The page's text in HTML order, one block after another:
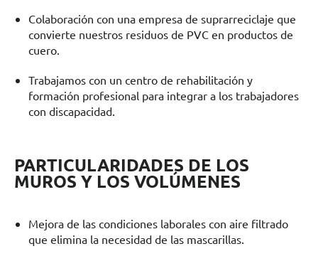
Colaboración con una empresa de suprarreciclaje que
convierte nuestros residuos de PVC en productos de
cuero.
Trabajamos con un centro de rehabilitación y
formación profesional para integrar a los trabajadores
con discapacidad.
PARTICULARIDADES DE LOS
MUROS Y LOS VOLÚMENES
Mejora de las condiciones laborales con aire filtrado
que elimina la necesidad de las mascarillas.